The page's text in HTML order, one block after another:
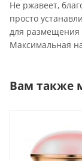
Не ржавеет,
просто
для размещения
Максимальная
Вам также